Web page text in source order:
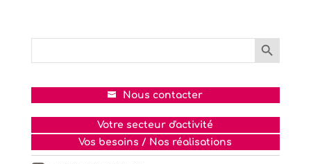
Search
Search Button
Nous contacter
Votre secteur d'activité
Vos besoins / Nos réalisations